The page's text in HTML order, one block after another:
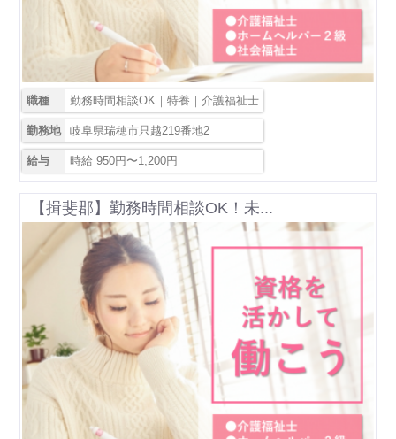
職種 勤務時間相談OK｜特養｜介護福祉士
勤務地 岐阜県瑞穂市只越219番地2
給与 時給 950円〜1,200円
【揖斐郡】勤務時間相談OK！未...